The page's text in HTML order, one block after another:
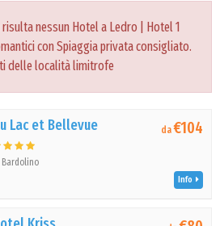
risulta nessun Hotel a Ledro | Hotel 1
con Spiaggia privata consigliato.
delle località limitrofe
Lac et Bellevue
Bardolino
da€104
Info